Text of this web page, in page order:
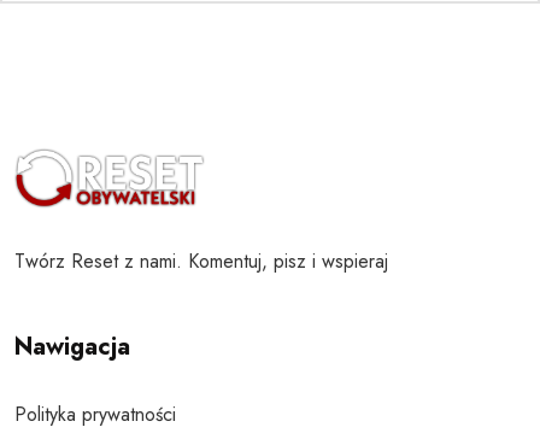
Twórz Reset z nami. Komentuj, pisz i wspieraj
Nawigacja
Polityka prywatności